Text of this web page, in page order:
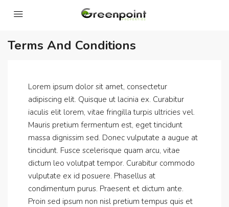
Terms And Conditions
Lorem ipsum dolor sit amet, consectetur
adipiscing elit. Quisque ut lacinia ex. Curabitur
iaculis elit lorem, vitae fringilla turpis ultricies vel.
Mauris pretium fermentum est, eget tincidunt
massa dignissim sed. Donec vulputate a augue at
tincidunt. Fusce scelerisque quam arcu, vitae
dictum leo volutpat tempor. Curabitur commodo
vulputate ex id posuere. Phasellus at
condimentum purus. Praesent et dictum ante.
Proin sed ipsum non nisl pretium tempus quis et